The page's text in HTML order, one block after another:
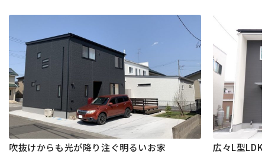
吹抜けからも光が降り注ぐ明るいお家 広々L型